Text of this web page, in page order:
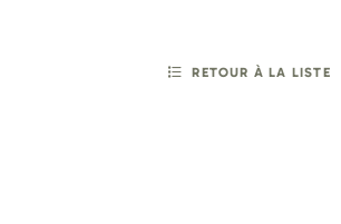
RETOUR À LA LISTE